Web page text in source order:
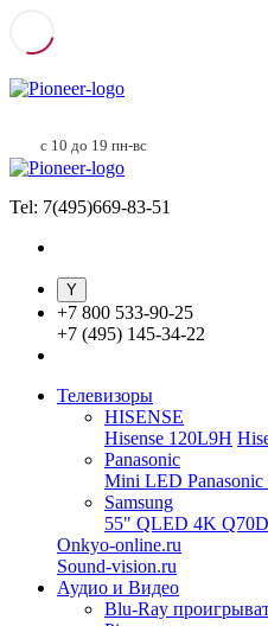
с 10 до 19 пн-вс
Tel: 7(495)669-83-51
+7 800 533-90-25
+7 (495) 145-34-22
Телевизоры
HISENSE
Hisense 120L9H
Panasonic
Mini LED
Samsung
55" QLED 4K
Onkyo-online.ru
Sound-vision.ru
Аудио и Видео
Blu-Ray